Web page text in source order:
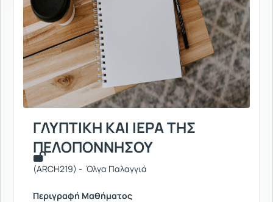
ΓΛΥΠΤΙΚΗ ΚΑΙ ΙΕΡΑ ΤΗΣ
ΠΕΛΟΠΟΝΝΗΣΟΥ
(ARCH219) - Όλγα Παλαγγιά
Περιγραφή Μαθήματος